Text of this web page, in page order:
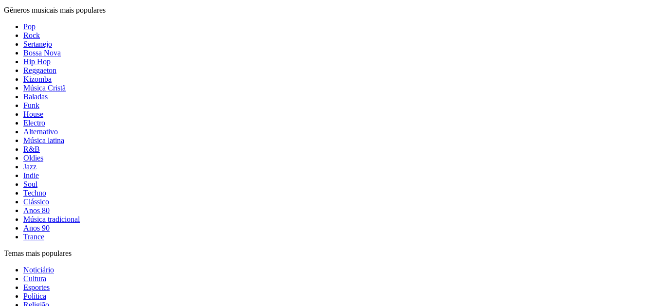
Gêneros musicais mais populares
Pop
Rock
Sertanejo
Bossa Nova
Hip Hop
Reggaeton
Kizomba
Música Cristã
Baladas
Funk
House
Electro
Alternativo
Música latina
R&B
Oldies
Jazz
Indie
Soul
Techno
Clássico
Anos 80
Música tradicional
Anos 90
Trance
Temas mais populares
Noticiário
Cultura
Esportes
Política